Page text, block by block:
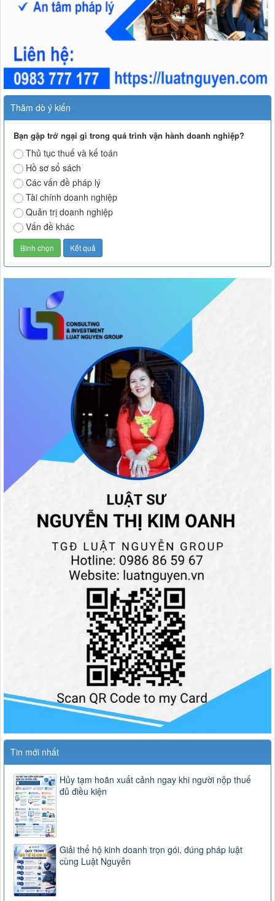
Thăm dò ý kiến
Bạn gặp trở ngại gì trong quá trình vận hành doanh nghiệp?
Thủ tục thuế và kế toán
Hồ sơ sổ sách
Các vấn đề pháp lý
Tài chính doanh nghiệp
Quản trị doanh nghiệp
Vấn đề khác
Tin mới nhất
Hủy tạm hoãn xuất cảnh ngay khi người nộp thuế
đủ điều kiện
Giải thể hộ kinh doanh trọn gói, đúng pháp luật
cùng Luật Nguyễn